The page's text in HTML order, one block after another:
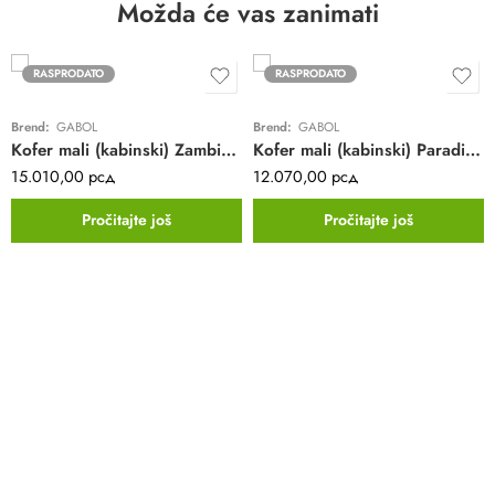
Možda će vas zanimati
RASPRODATO
Brend: GABOL
Kofer mali (kabinski) Zambia Gabol | sivi | poliester
15.010,00 рсд
Pročitajte još
RASPRODATO
Brend: GABOL
Kofer mali (kabinski) Paradise XP Gabol | sivi | proširivi | ABS
12.070,00 рсд
Pročitajte još